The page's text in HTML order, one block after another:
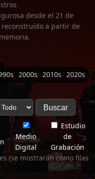
desde el 21 de
a partir de
2000s 2010s 2020s
Medio
Digital
Estudio
de
Grabación
(se mostrarán como filas